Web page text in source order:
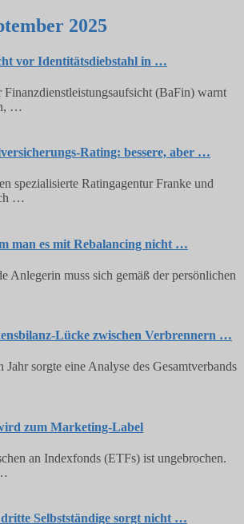
2025
vor Identitätsdiebstahl in …
Finanzdienstleistungsaufsicht (BaFin) warnt
…
Rating: bessere, aber …
spezialisierte Ratingagentur Franke und
…
man es mit Rebalancing nicht …
Anlegerin muss sich gemäß der persönlichen
Lücke zwischen Verbrennern …
sorgte eine Analyse des Gesamtverbands
zum Marketing-Label
an Indexfonds (ETFs) ist ungebrochen.
dritte Selbstständige sorgt nicht …